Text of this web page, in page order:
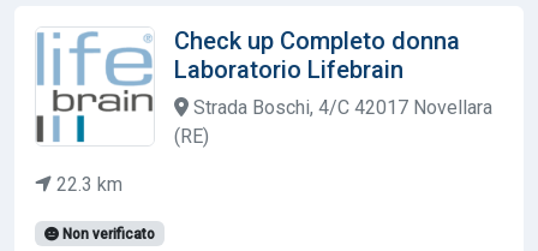
Check up Completo donna
Laboratorio Lifebrain
Strada Boschi, 4/C 42017 Novellara
(RE)
22.3 km
Non verificato